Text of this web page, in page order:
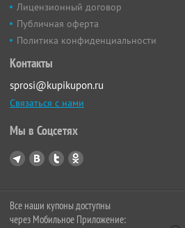
Лицензионный договор
Публичная оферта
Политика конфиденциальности
Контакты
sprosi@kupikupon.ru
Связаться с нами
Мы в Соцсетях
Все наши купоны доступны
через Мобильное Приложение: